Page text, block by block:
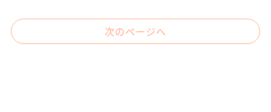
次のページへ